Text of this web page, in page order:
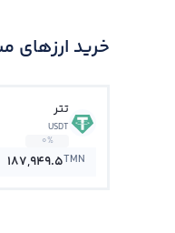
خرید ارزهای
تتر
USDT
0%
187,949.5TMN